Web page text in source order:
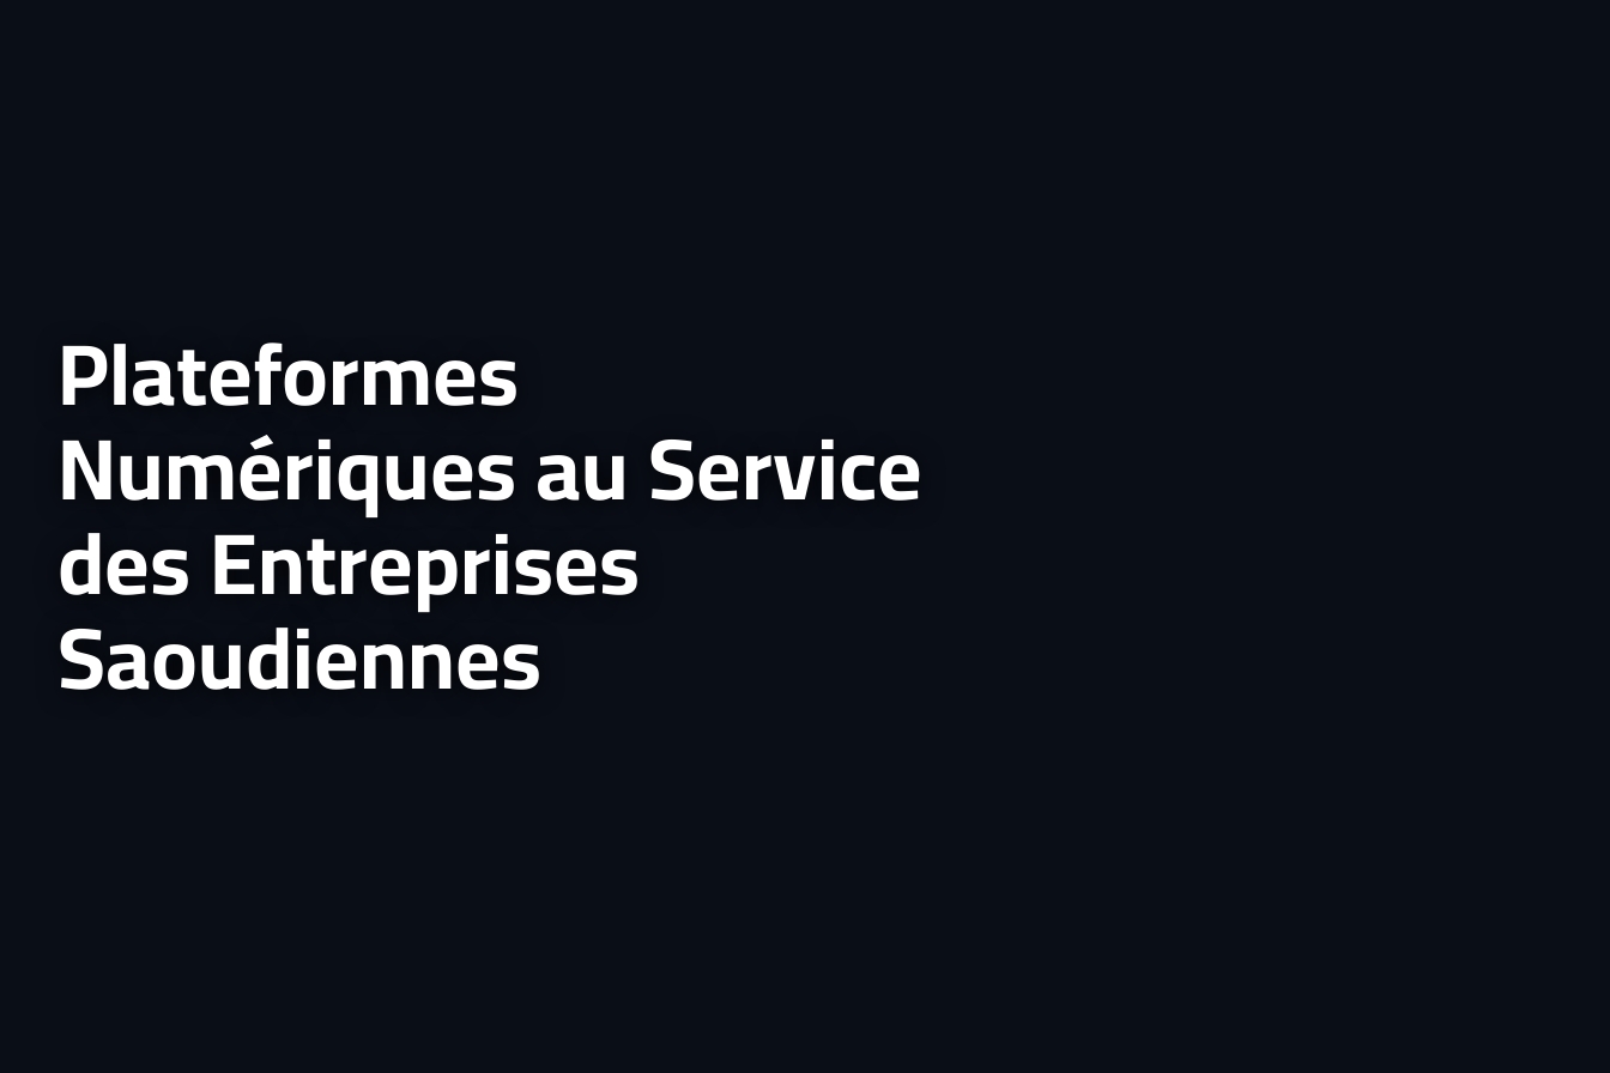
Plateformes
Numériques au Service
des Entreprises
Saoudiennes